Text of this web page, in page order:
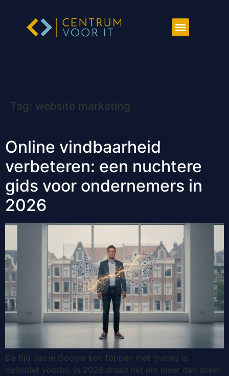
Tag: website marketing
Online vindbaarheid
verbeteren: een nuchtere
gids voor ondernemers in
2026
De tijd dat je Google kon foppen met trucjes is
definitief voorbij. In 2026 draait het om meer dan alleen